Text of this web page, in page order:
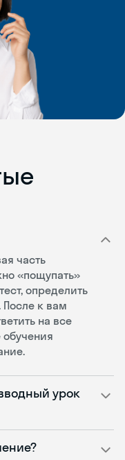
часть
«пощупать»
определить
После к вам
на все
урок